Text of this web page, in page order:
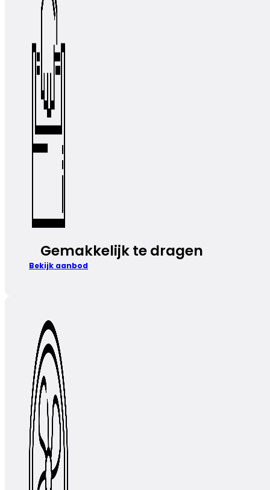
Gemakkelijk te dragen
Bekijk aanbod